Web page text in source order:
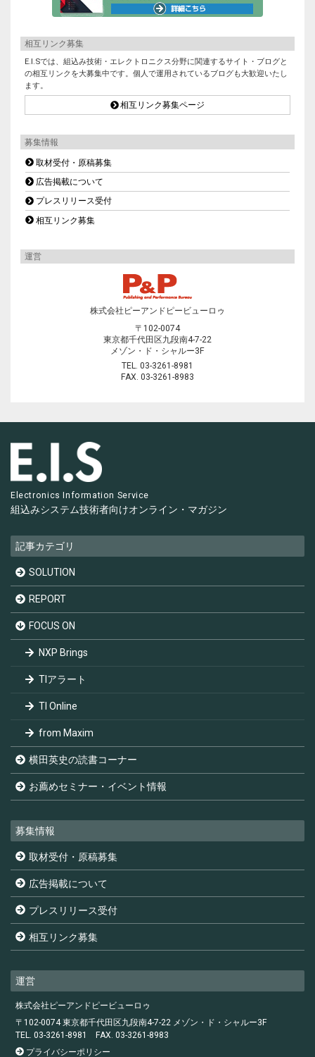
相互リンク募集
E.I.Sでは、組込み技術・エレクトロニクス分野に関連するサイト・ブログと
の相互リンクを大募集中です。個人で運用されているブログも大歓迎いたし
ます。
相互リンク募集ページ
募集情報
取材受付・原稿募集
広告掲載について
プレスリリース受付
相互リンク募集
運営
株式会社ピーアンドピービューロゥ
〒102-0074
東京都千代田区九段南4-7-22
メゾン・ド・シャルー3F
TEL. 03-3261-8981
FAX. 03-3261-8983
Electronics Information Service
組込みシステム技術者向けオンライン・マガジン
記事カテゴリ
SOLUTION
REPORT
FOCUS ON
NXP Brings
TIアラート
TI Online
from Maxim
横田英史の読書コーナー
お薦めセミナー・イベント情報
募集情報
取材受付・原稿募集
広告掲載について
プレスリリース受付
相互リンク募集
運営
株式会社ピーアンドピービューロゥ
〒102-0074 東京都千代田区九段南4-7-22 メゾン・ド・シャルー3F
TEL. 03-3261-8981
FAX. 03-3261-8983
プライバシーポリシー